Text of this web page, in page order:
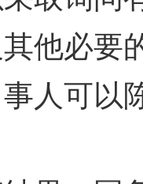
他必要
人可以